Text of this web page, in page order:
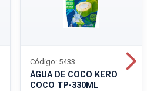
ÁGUA DE COCO KERO
COCO TP-330ML
Código: 5433